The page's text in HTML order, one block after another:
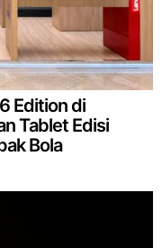
Edition di
Tablet Edisi
Bola